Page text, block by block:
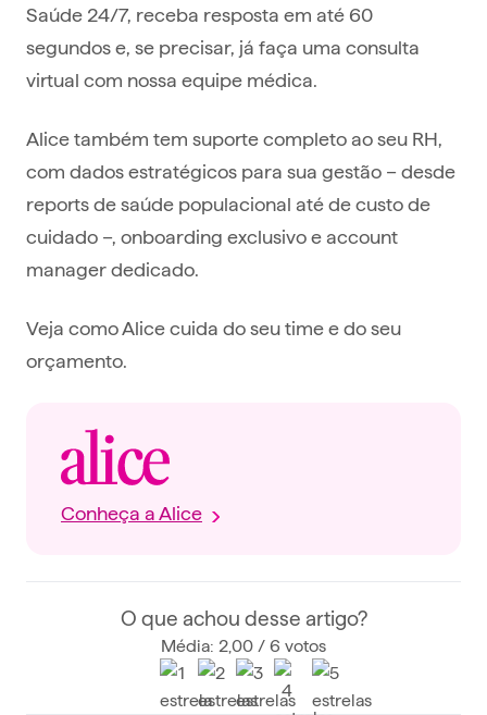
Saúde 24/7, receba resposta em até 60
segundos e, se precisar, já faça uma consulta
virtual com nossa equipe médica.
Alice também tem suporte completo ao seu RH,
com dados estratégicos para sua gestão – desde
reports de saúde populacional até de custo de
cuidado –, onboarding exclusivo e account
manager dedicado.
Veja como Alice cuida do seu time e do seu
orçamento.
Conheça a Alice
O que achou desse artigo?
Média: 2,00 / 6 votos